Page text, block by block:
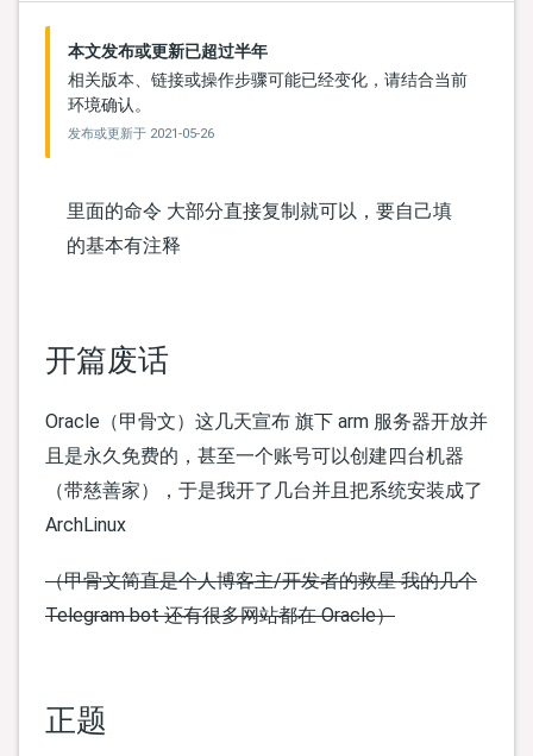
本文发布或更新已超过半年
相关版本、链接或操作步骤可能已经变化，请结合当前
环境确认。
发布或更新于 2021-05-26
里面的命令 大部分直接复制就可以，要自己填
的基本有注释
开篇废话
Oracle（甲骨文）这几天宣布 旗下 arm 服务器开放并
且是永久免费的，甚至一个账号可以创建四台机器
（带慈善家），于是我开了几台并且把系统安装成了
ArchLinux
（甲骨文简直是个人博客主/开发者的救星 我的几个
Telegram bot 还有很多网站都在 Oracle）
正题